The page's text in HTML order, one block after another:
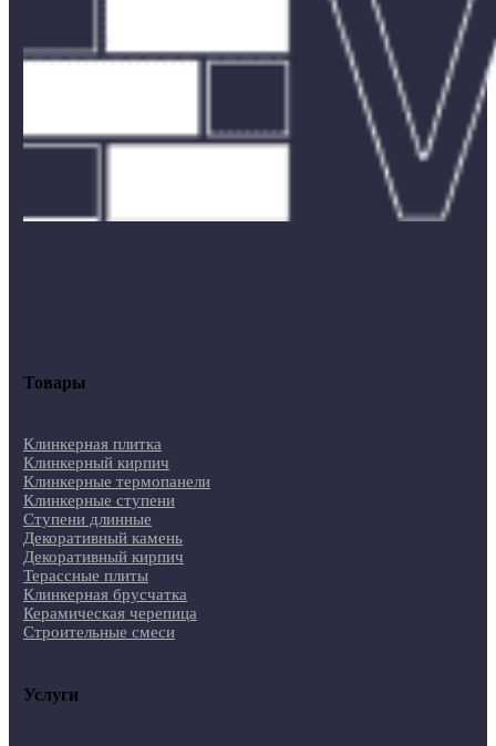
Товары
Клинкерная плитка
Клинкерный кирпич
Клинкерные термопанели
Клинкерные ступени
Ступени длинные
Декоративный камень
Декоративный кирпич
Терассные плиты
Клинкерная брусчатка
Керамическая черепица
Строительные смеси
Услуги